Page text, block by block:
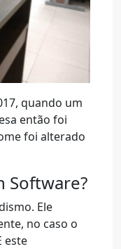
quando um
então foi
foi alterado
Software?
Ele
no caso o
este